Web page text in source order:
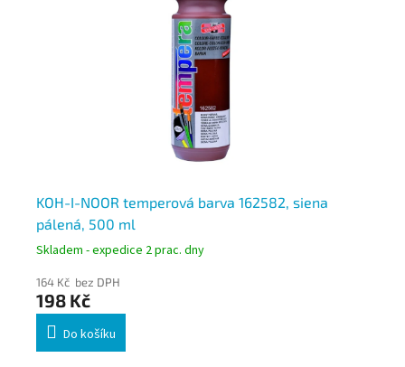
KOH-I-NOOR temperová barva 162582, siena
pálená, 500 ml
Skladem - expedice 2 prac. dny
164 Kč bez DPH
198 Kč
Do košíku